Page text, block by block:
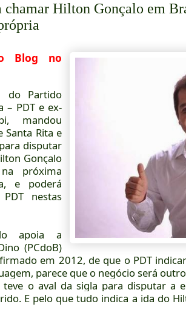
Hilton Gonçalo em
Blog no
do Partido
– PDT e ex-
mandou
Santa Rita e
disputar
Gonçalo
próxima
e poderá
nestas
apoia a
(PCdoB)
em 2012, de que o PDT
parece que o negócio será
o aval da sigla para disputar a
E pelo que tudo indica a ida do